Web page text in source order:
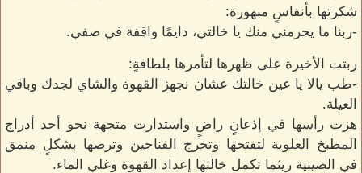
شكرتها بأنفاسٍ مبهورة:
-ربنا ما يحرمني منك يا خالتي، دايمًا واقفة في صفي.
ربتت الأخيرة على ظهرها لتأمرها بلطافةٍ:
-طب يالا يا عين خالتك عشان نجهز القهوة والشاي لجدك وباقي
العيلة.
هزت رأسها في إذعانٍ راضٍ واستدارت متجهة نحو أحد أدراج
المطبخ العلوية لتفتحها وتخرج الفناجين وترصها بشكلٍ منمق
في الصينية ريثما تكمل خالتها إعداد القهوة وغلي الماء.